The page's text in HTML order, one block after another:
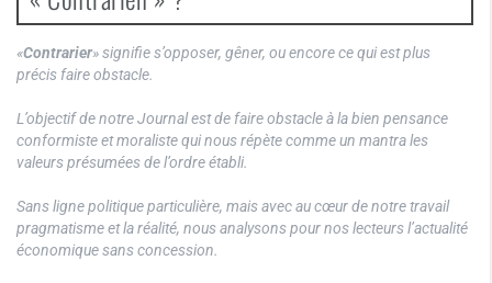
«Contrarier» signifie s’opposer, gêner, ou encore ce qui est plus
précis faire obstacle.
L’objectif de notre Journal est de faire obstacle à la bien pensance
conformiste et moraliste qui nous répète comme un mantra les
valeurs présumées de l’ordre établi.
Sans ligne politique particulière, mais avec au cœur de notre travail
pragmatisme et la réalité, nous analysons pour nos lecteurs l’actualité
économique sans concession.